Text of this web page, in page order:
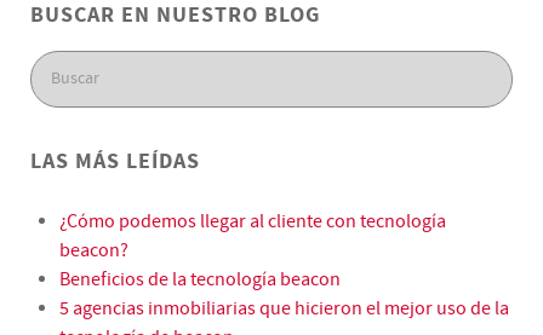
BUSCAR EN NUESTRO BLOG
LAS MÁS LEÍDAS
¿Cómo podemos llegar al cliente con tecnología
beacon?
Beneficios de la tecnología beacon
5 agencias inmobiliarias que hicieron el mejor uso de la